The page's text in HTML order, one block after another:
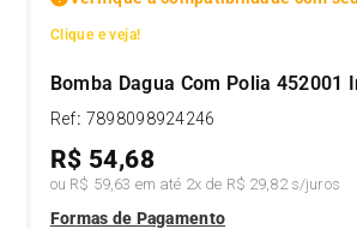
Clique e veja!
Bomba Dagua Com Polia 452001
Ref: 7898098924246
R$ 54,68
ou R$ 59,63 em até 2x de R$ 29,82s/juros
Formas de Pagamento
Kit 4 Pneu Xbri Aro 13
175 70r14